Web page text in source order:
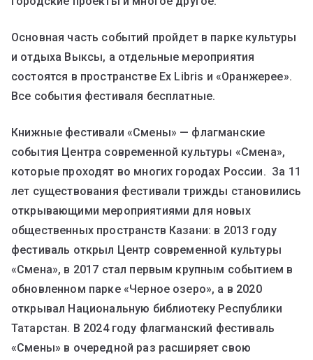
Основная часть событий пройдет в парке культуры
и отдыха Выксы, а отдельные мероприятия
состоятся в пространстве Ex Libris и «Оранжерее».
Все события фестиваля бесплатные.
Книжные фестивали «Смены» — флагманские
события Центра современной культуры «Смена»,
которые проходят во многих городах России. За 11
лет существования фестивали трижды становились
открывающими мероприятиями для новых
общественных пространств Казани: в 2013 году
фестиваль открыл Центр современной культуры
«Смена», в 2017 стал первым крупным событием в
обновленном парке «Черное озеро», а в 2020
открывал Национальную библиотеку Республики
Татарстан. В 2024 году флагманский фестиваль
«Смены» в очередной раз расширяет свою